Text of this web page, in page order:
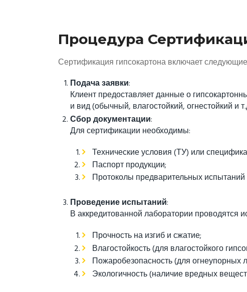
Процедура
Сертификация гипсокартона включает
Подача заявки:
Клиент предоставляет данные о
и вид (обычный, влагостойкий, огнестойкий и
Сбор документации:
Для сертификации необходимы:
Технические условия (ТУ) или
Паспорт продукции;
Протоколы предварительных испытаний
Проведение испытаний:
В аккредитованной лаборатории
Прочность на изгиб и сжатие;
Влагостойкость (для влагостойкого
Пожаробезопасность (для огнеупорных
Экологичность (наличие вредных